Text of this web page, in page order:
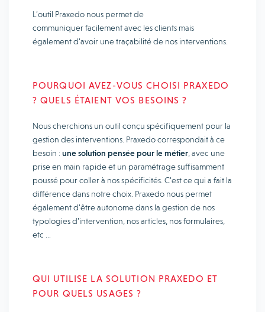
L’outil Praxedo nous permet de
communiquer facilement avec les clients mais
également d’avoir une traçabilité de nos interventions.
POURQUOI AVEZ-VOUS CHOISI PRAXEDO
? QUELS ÉTAIENT VOS BESOINS ?
Nous cherchions un outil conçu spécifiquement pour la
gestion des interventions. Praxedo correspondait à ce
besoin : une solution pensée pour le métier , avec une
prise en main rapide et un paramétrage suffisamment
poussé pour coller à nos spécificités. C’est ce qui a fait la
différence dans notre choix. Praxedo nous permet
également d’être autonome dans la gestion de nos
typologies d’intervention, nos articles, nos formulaires,
etc …
QUI UTILISE LA SOLUTION PRAXEDO ET
POUR QUELS USAGES ?